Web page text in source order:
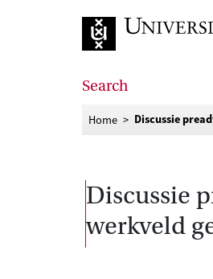
Search
Home Discussie
Discussie
werkveld